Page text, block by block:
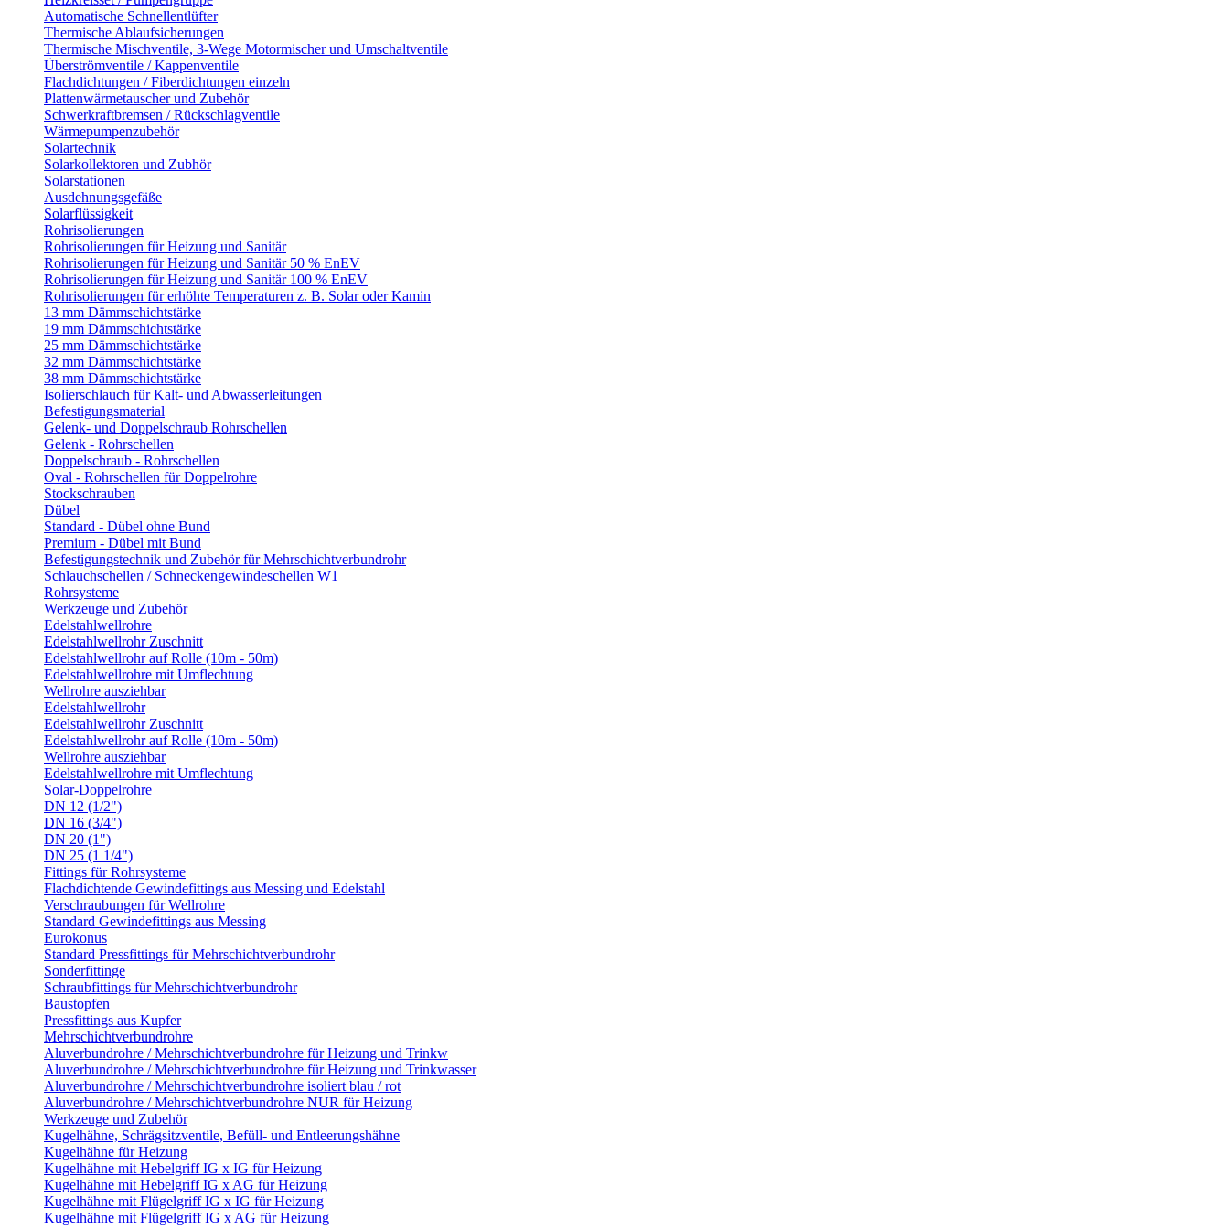
Automatische Schnellentlüfter
Thermische Ablaufsicherungen
Thermische Mischventile, 3-Wege Motormischer und Umschaltventile
Überströmventile / Kappenventile
Flachdichtungen / Fiberdichtungen einzeln
Plattenwärmetauscher und Zubehör
Schwerkraftbremsen / Rückschlagventile
Wärmepumpenzubehör
Solartechnik
Solarkollektoren und Zubhör
Solarstationen
Ausdehnungsgefäße
Solarflüssigkeit
Rohrisolierungen
Rohrisolierungen für Heizung und Sanitär
Rohrisolierungen für Heizung und Sanitär 50 % EnEV
Rohrisolierungen für Heizung und Sanitär 100 % EnEV
Rohrisolierungen für erhöhte Temperaturen z. B. Solar oder Kamin
13 mm Dämmschichtstärke
19 mm Dämmschichtstärke
25 mm Dämmschichtstärke
32 mm Dämmschichtstärke
38 mm Dämmschichtstärke
Isolierschlauch für Kalt- und Abwasserleitungen
Befestigungsmaterial
Gelenk- und Doppelschraub Rohrschellen
Gelenk - Rohrschellen
Doppelschraub - Rohrschellen
Oval - Rohrschellen für Doppelrohre
Stockschrauben
Dübel
Standard - Dübel ohne Bund
Premium - Dübel mit Bund
Befestigungstechnik und Zubehör für Mehrschichtverbundrohr
Schlauchschellen / Schneckengewindeschellen W1
Rohrsysteme
Werkzeuge und Zubehör
Edelstahlwellrohre
Edelstahlwellrohr Zuschnitt
Edelstahlwellrohr auf Rolle (10m - 50m)
Edelstahlwellrohre mit Umflechtung
Wellrohre ausziehbar
Edelstahlwellrohr
Edelstahlwellrohr Zuschnitt
Edelstahlwellrohr auf Rolle (10m - 50m)
Wellrohre ausziehbar
Edelstahlwellrohre mit Umflechtung
Solar-Doppelrohre
DN 12 (1/2")
DN 16 (3/4")
DN 20 (1")
DN 25 (1 1/4")
Fittings für Rohrsysteme
Flachdichtende Gewindefittings aus Messing und Edelstahl
Verschraubungen für Wellrohre
Standard Gewindefittings aus Messing
Eurokonus
Standard Pressfittings für Mehrschichtverbundrohr
Sonderfittinge
Schraubfittings für Mehrschichtverbundrohr
Baustopfen
Pressfittings aus Kupfer
Mehrschichtverbundrohre
Aluverbundrohre / Mehrschichtverbundrohre für Heizung und Trinkw
Aluverbundrohre / Mehrschichtverbundrohre für Heizung und Trinkwasser
Aluverbundrohre / Mehrschichtverbundrohre isoliert blau / rot
Aluverbundrohre / Mehrschichtverbundrohre NUR für Heizung
Werkzeuge und Zubehör
Kugelhähne, Schrägsitzventile, Befüll- und Entleerungshähne
Kugelhähne für Heizung
Kugelhähne mit Hebelgriff IG x IG für Heizung
Kugelhähne mit Hebelgriff IG x AG für Heizung
Kugelhähne mit Flügelgriff IG x IG für Heizung
Kugelhähne mit Flügelgriff IG x AG für Heizung